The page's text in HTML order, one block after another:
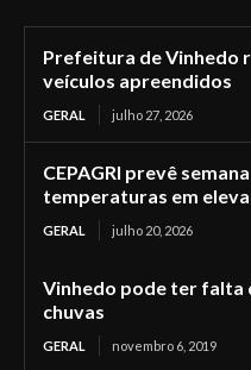
Prefeitura de Vinhedo
veículos apreendidos
GERAL julho 27, 2026
CEPAGRI prevê
temperaturas em
GERAL julho 20, 2026
Vinhedo pode ter falta
chuvas
GERAL novembro 6, 2019